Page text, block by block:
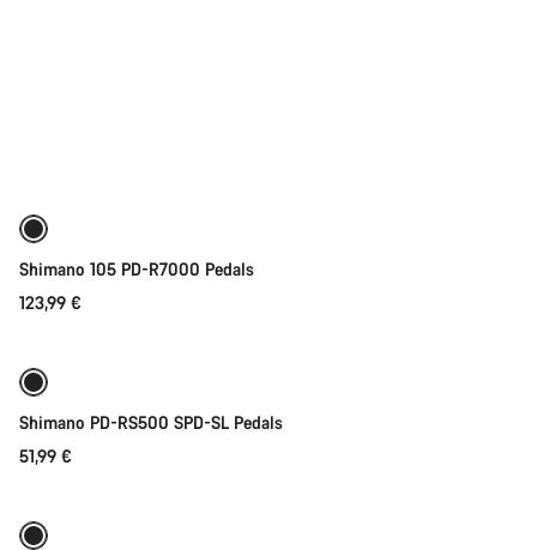
Shimano 105 PD-R7000 Pedals
123,99 €
Shimano PD-RS500 SPD-SL Pedals
51,99 €